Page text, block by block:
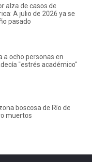
alza de casos de
A julio de 2026 ya se
pasado
a ocho personas en
"estrés académico"
boscosa de Río de
muertos